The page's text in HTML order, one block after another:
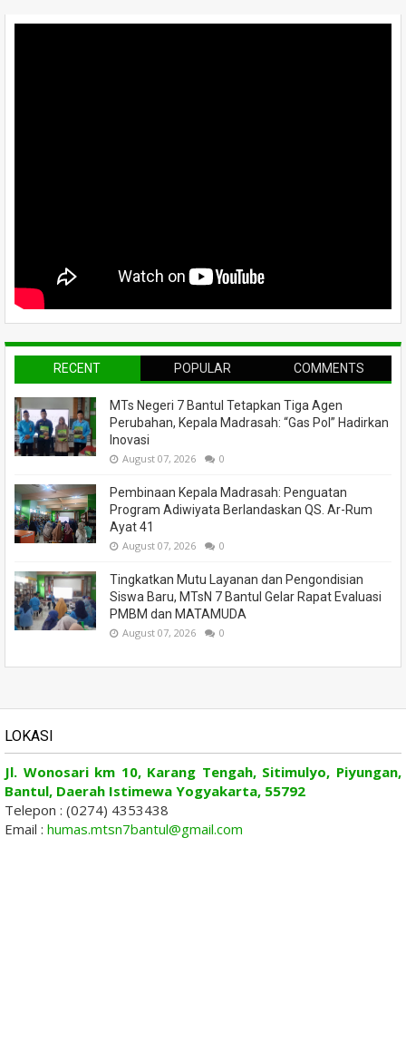
RECENT POPULAR COMMENTS
MTs Negeri 7 Bantul Tetapkan Tiga Agen
Perubahan, Kepala Madrasah: “Gas Pol” Hadirkan
Inovasi
August 07, 2026 0
Pembinaan Kepala Madrasah: Penguatan
Program Adiwiyata Berlandaskan QS. Ar-Rum
Ayat 41
August 07, 2026 0
Tingkatkan Mutu Layanan dan Pengondisian
Siswa Baru, MTsN 7 Bantul Gelar Rapat Evaluasi
PMBM dan MATAMUDA
August 07, 2026 0
LOKASI
Jl. Wonosari km 10, Karang Tengah, Sitimulyo, Piyungan,
Bantul, Daerah Istimewa Yogyakarta, 55792
Telepon : (0274) 4353438
Email : humas.mtsn7bantul@gmail.com